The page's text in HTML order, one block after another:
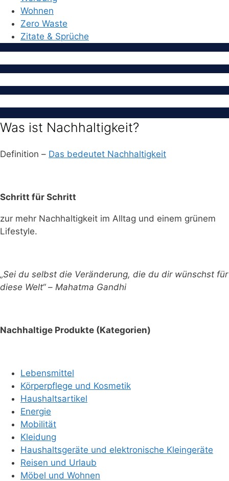
Wohnen
Zero Waste
Zitate & Sprüche
Was ist Nachhaltigkeit?
Definition – Das bedeutet Nachhaltigkeit
Schritt für Schritt
zur mehr Nachhaltigkeit im Alltag und einem grünem
Lifestyle.
„Sei du selbst die Veränderung, die du dir wünschst für
diese Welt“ – Mahatma Gandhi
Nachhaltige Produkte (Kategorien)
Lebensmittel
Körperpflege und Kosmetik
Haushaltsartikel
Energie
Mobilität
Kleidung
Haushaltsgeräte und elektronische Kleingeräte
Reisen und Urlaub
Möbel und Wohnen